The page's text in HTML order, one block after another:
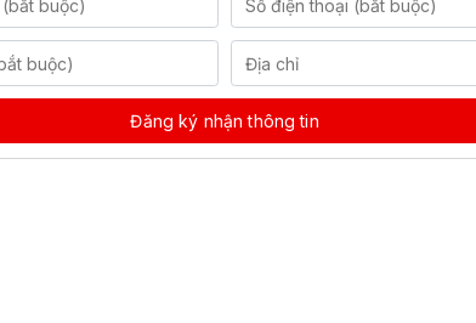
Đăng ký nhận thông tin